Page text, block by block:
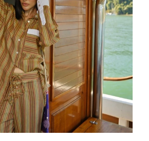
Traz a autoconfiança, o brilho
e riquezas materiais.
uma conexão com novos caminhos,
Atrai a prosperidade e faz o “seu